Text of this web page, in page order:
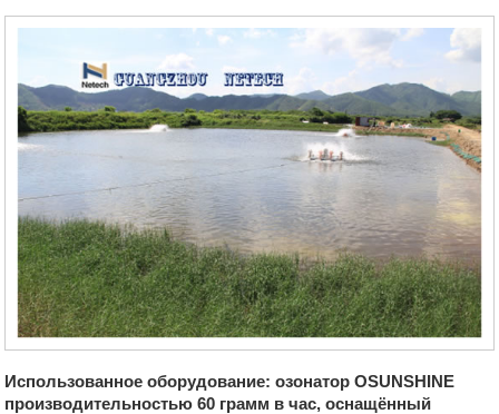
Использованное оборудование: озонатор OSUNSHINE
производительностью 60 грамм в час, оснащённый